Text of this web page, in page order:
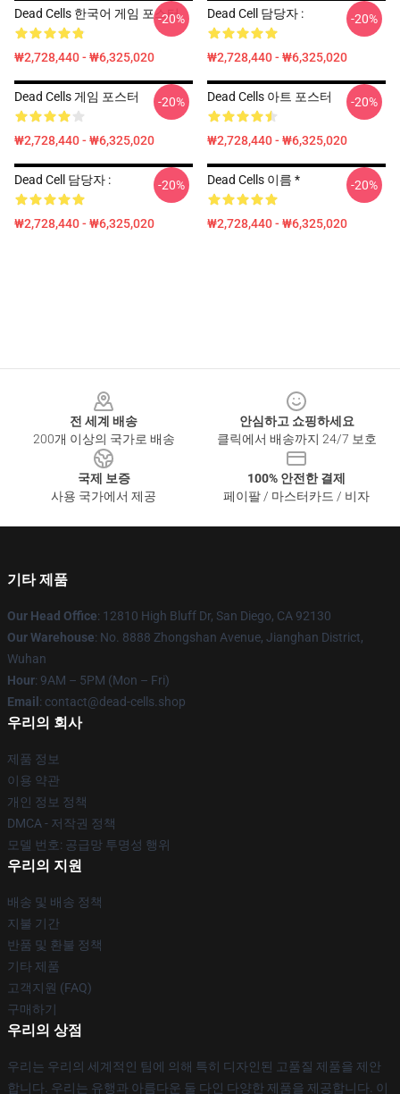
Dead Cells 한국어 게임 포스터
₩2,728,440 - ₩6,325,020
-20% Dead Cell 담당자 :
₩2,728,440 - ₩6,325,020
-20%
Dead Cells 게임 포스터
₩2,728,440 - ₩6,325,020
-20% Dead Cells 아트 포스터
₩2,728,440 - ₩6,325,020
-20%
Dead Cell 담당자 :
₩2,728,440 - ₩6,325,020
-20% Dead Cells 이름 *
₩2,728,440 - ₩6,325,020
-20%
전 세계 배송
200개 이상의 국가로 배송
안심하고 쇼핑하세요
클릭에서 배송까지 24/7 보호
국제 보증
사용 국가에서 제공
100% 안전한 결제
페이팔 / 마스터카드 / 비자
기타 제품
Our Head Office: 12810 High Bluff Dr, San Diego, CA 92130
Our Warehouse: No. 8888 Zhongshan Avenue, Jianghan District,
Wuhan
Hour: 9AM – 5PM (Mon – Fri)
Email : contact@dead-cells.shop
우리의 회사
제품 정보
이용 약관
개인 정보 정책
DMCA - 저작권 정책
모델 번호: 공급망 투명성 행위
우리의 지원
배송 및 배송 정책
지불 기간
반품 및 환불 정책
기타 제품
고객지원 (FAQ)
구매하기
우리의 상점
우리는 우리의 세계적인 팀에 의해 특히 디자인된 고품질 제품을 제안
합니다. 우리는 유행과 아름다운 둘 다인 다양한 제품을 제공합니다. 이